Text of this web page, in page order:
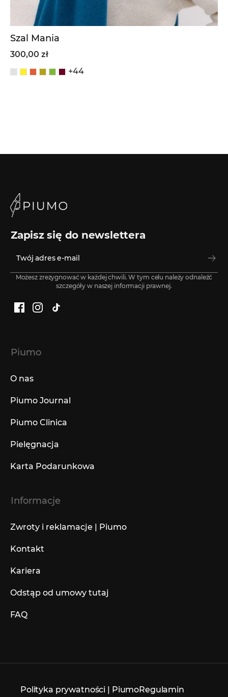
Szal Mania
300,00 zł
+44
Zapisz się do newslettera
Możesz zrezygnować w każdej chwili. W tym celu należy odnaleźć
szczegóły w naszej informacji prawnej.
Facebook
Instagram
TikTok
Piumo
O nas
Piumo Journal
Piumo Clinica
Pielęgnacja
Karta Podarunkowa
Informacje
Zwroty i reklamacje | Piumo
Kontakt
Kariera
Odstąp od umowy tutaj
FAQ
Polityka prywatności | PiumoRegulamin